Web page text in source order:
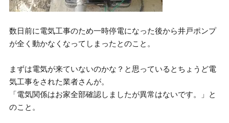
数日前に電気工事のため一時停電になった後から井戸ポンプ
が全く動かなくなってしまったとのこと。
まずは電気が来ていないのかな？と思っているとちょうど電
気工事をされた業者さんが。
「電気関係はお家全部確認しましたが異常はないです。」と
のこと。